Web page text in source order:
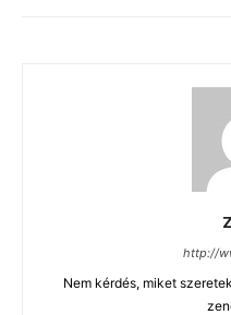
http://
Nem kérdés, miket